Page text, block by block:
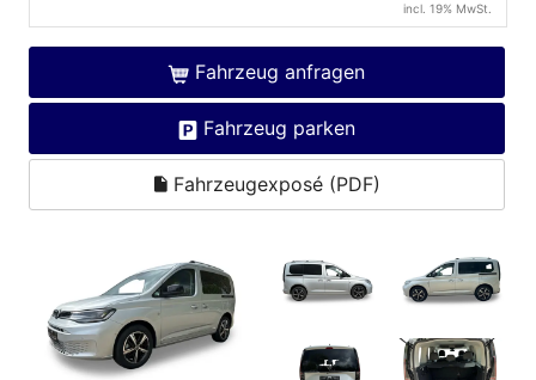
incl. 19% MwSt.
Fahrzeug anfragen
Fahrzeug parken
Fahrzeugexposé (PDF)